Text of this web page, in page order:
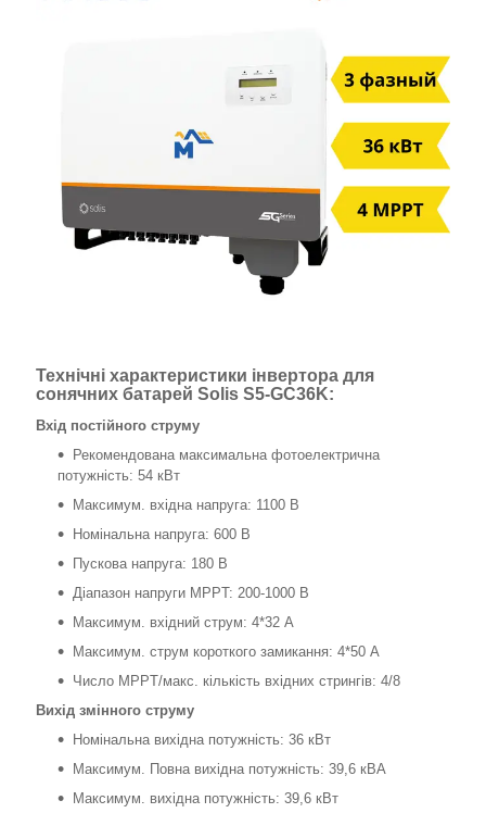
Технічні характеристики інвертора для
сонячних батарей Solis S5-GC36K:
Вхід постійного струму
Рекомендована максимальна фотоелектрична
потужність: 54 кВт
Максимум. вхідна напруга: 1100 В
Номінальна напруга: 600 В
Пускова напруга: 180 В
Діапазон напруги MPPT: 200-1000 В
Максимум. вхідний струм: 4*32 А
Максимум. струм короткого замикання: 4*50 А
Число MPPT/макс. кількість вхідних стрингів: 4/8
Вихід змінного струму
Номінальна вихідна потужність: 36 кВт
Максимум. Повна вихідна потужність: 39,6 кВА
Максимум. вихідна потужність: 39,6 кВт